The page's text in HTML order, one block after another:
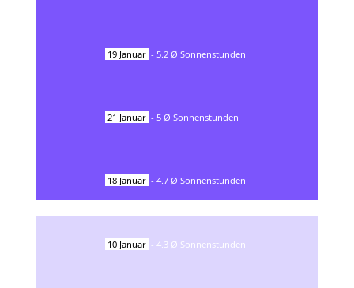
19 Januar - 5.2 Ø Sonnenstunden
21 Januar - 5 Ø Sonnenstunden
18 Januar - 4.7 Ø Sonnenstunden
10 Januar - 4.3 Ø Sonnenstunden